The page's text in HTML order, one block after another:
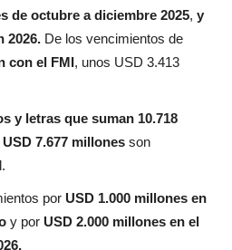
de octubre a diciembre 2025, y
2026. De los vencimientos de
con el FMI, unos USD 3.413
y letras que suman 10.718
USD 7.677 millones son
por USD 1.000 millones en
y por USD 2.000 millones en el